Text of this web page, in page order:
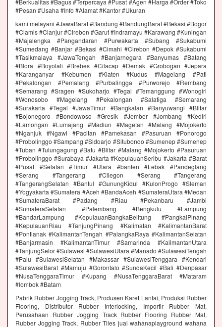
#Berkualitas #Bagus #Terpercaya #Pusat #Agen #Harga #Order #Toko
#Pesan #Usaha #Info #Alamat #Kantor #Ukuran
kami melayani #JawaBarat #Bandung #BandungBarat #Bekasi #Bogor
#Ciamis #Cianjur #Cirebon #Garut #Indramayu #Karawang #Kuningan
#Majalengka #Pangandaran #Purwakarta #Subang #Sukabumi
#Sumedang #Banjar #Bekasi #Cimahi #Cirebon #Depok #Sukabumi
#Tasikmalaya #JawaTengah #Banjarnegara #Banyumas #Batang
#Blora #Boyolali #Brebes #Cilacap #Demak #Grobogan #Jepara
#Karanganyar #Kebumen #Klaten #Kudus #Magelang #Pati
#Pekalongan #Pemalang #Purbalingga #Purworejo #Rembang
#Semarang #Sragen #Sukoharjo #Tegal #Temanggung #Wonogiri
#Wonosobo #Magelang #Pekalongan #Salatiga #Semarang
#Surakarta #Tegal #JawaTimur #Bangkalan #Banyuwangi #Blitar
#Bojonegoro #Bondowoso #Gresik #Jember #Jombang #Kediri
#Lamongan #Lumajang #Madiun #Magetan #Malang #Mojokerto
#Nganjuk #Ngawi #Pacitan #Pamekasan #Pasuruan #Ponorogo
#Probolinggo #Sampang #Sidoarjo #Situbondo #Sumenep #Sumenep
#Tuban #Tulungagung #Batu #Blitar #Malang #Mojokerto #Pasuruan
#Probolinggo #Surabaya #Jakarta #KepulauanSeribu #Jakarta #Barat
#Pusat #Selatan #Timur #Utara #banten #Lebak #Pandeglang
#Serang #Tangerang #Cilegon #Serang #Tangerang
#TangerangSelatan #Bantul #GunungKidul #KulonProgo #Sleman
#Yogyakarta #Sumatera #Aceh #BandaAceh #SumateraUtara #Medan
#SumateraBarat #Padang #Riau #Pekanbaru #Jambi
#SumateraSelatan #Palembang #Bengkulu #Lampung
#BandarLampung #KepulauanBangkaBelitung #PangkalPinang
#KepulauanRiau #TanjungPinang #Kalimatan #KalimantanBarat
#Pontianak #KalimantanTengah #PalangkaRaya #KalimantanSelatan
#Banjarmasin #KalimantanTimur #Samarinda #KalimantanUtara
#TanjungSelor #Sulawesi #SulawesiUtara #Manado #SulawesiTengah
#Palu #SulawesiSelatan #Makassar #SulawesiTenggara #Kendari
#SulawesiBarat #Mamuju #Gorontalo #SundaKecil #Bali #Denpasar
#NusaTenggaraTimur #Kupang #NusaTenggaraBarat #Mataram
#lombok #Batam
Pabrik Rubber Jogging Track, Produsen Karet Lantai, Produksi Rubber
Flooring, Distributor Rubber Interlocking, Importir Rubber Mat,
Perusahaan Rubber Jogging Track Rubber Flooring Rubber Mat,
Rubber Jogging Track, Rubber Tiles jual wahanaplayground wahana